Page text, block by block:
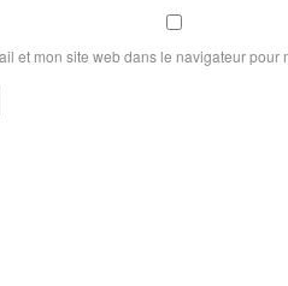
et mon site web dans le navigateur pour